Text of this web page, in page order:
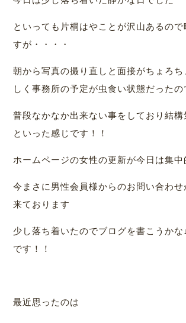
といっても片桐はやことが沢山あるの
すが・・・・
朝から写真の撮り直しと面接がちょろ
しく事務所の予定が虫食い状態だったの
普段なかなか出来ない事をしており結構
といった感じです！！
ホームページの女性の更新が今日は集
今まさに男性会員様からのお問い合わせ
来ております
少し落ち着いたのでブログを書こうか
です！！
最近思ったのは